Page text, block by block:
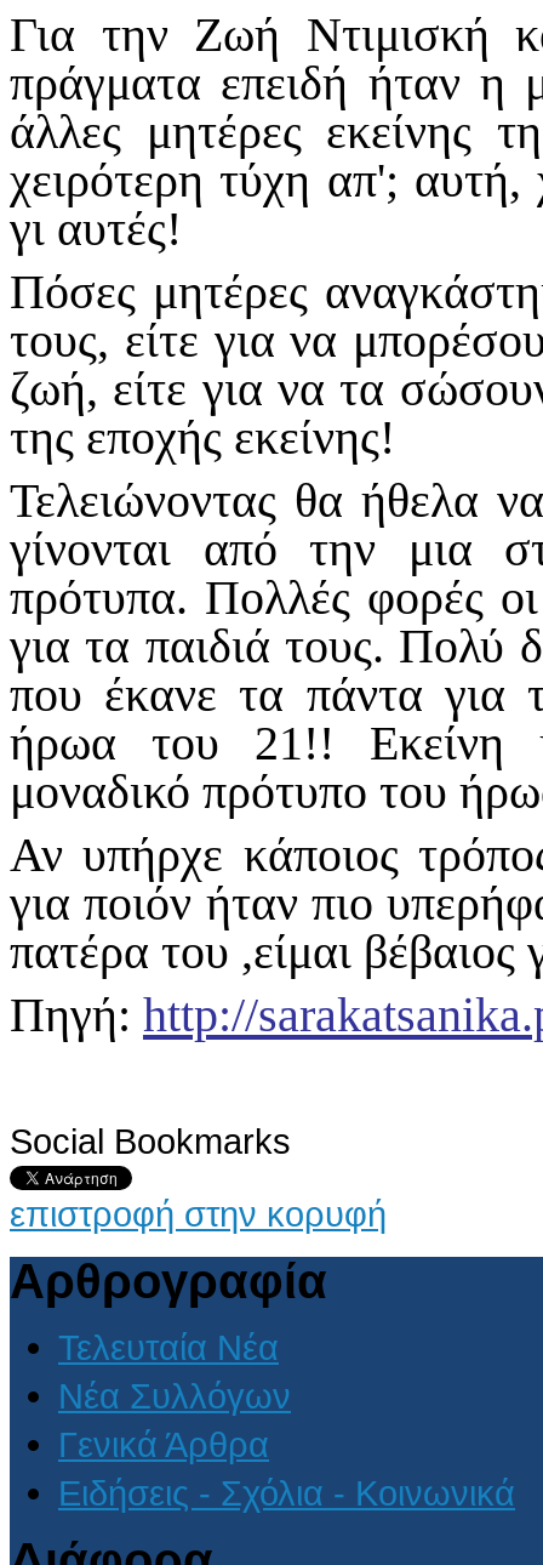
Για την Ζωή Ντιμισκή
πράγματα επειδή ήταν
άλλες μητέρες εκείνης
χειρότερη τύχη απ'; αυτή,
γι αυτές!
Πόσες μητέρες
τους, είτε για να
ζωή, είτε για να τα
της εποχής εκείνης!
Τελειώνοντας θα ήθελα
γίνονται από την μια
πρότυπα. Πολλές φορές
για τα παιδιά τους. Πολύ
που έκανε τα πάντα για
ήρωα του 21!! Εκείνη
μοναδικό πρότυπο του
Αν υπήρχε κάποιος
για ποιόν ήταν πιο
πατέρα του ,είμαι
Πηγή: http://
Social Bookmarks
επιστροφή στην κορυφή
Αρθρογραφία
Τελευταία Νέα
Νέα Συλλόγων
Γενικά Άρθρα
Ειδήσεις - Σχόλια - Κοινωνικά